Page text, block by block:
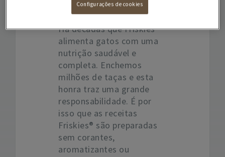
Há décadas que Friskies®
alimenta gatos com uma
nutrição saudável e
completa. Enchemos
milhões de taças e esta
honra traz uma grande
responsabilidade. É por
isso que as receitas
Friskies® são preparadas
sem corantes,
aromatizantes ou
Configurações de cookies